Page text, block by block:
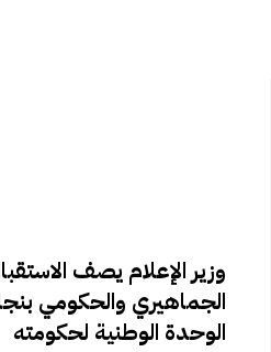
وزير الإعلام يصف
الجماهيري والحكومي
الوحدة الوطنية لحكومته